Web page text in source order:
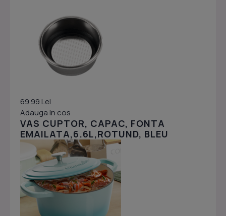
69.99 Lei
Adauga in cos
VAS CUPTOR, CAPAC, FONTA
EMAILATA,6.6L,ROTUND, BLEU